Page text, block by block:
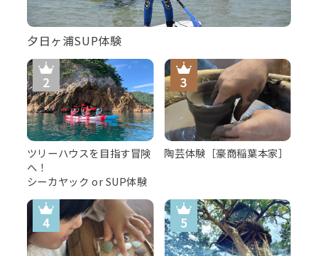
夕日ヶ浦SUP体験
ツリーハウスを目指す冒険
へ！
シーカヤック or SUP体験
陶芸体験［豪商稲葉本家］